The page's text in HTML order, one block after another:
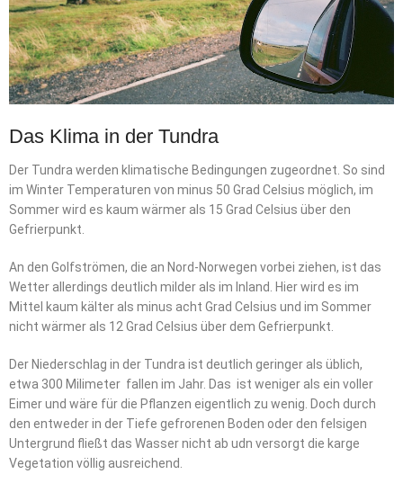
Das Klima in der Tundra
Der Tundra werden klimatische Bedingungen zugeordnet. So sind
im Winter Temperaturen von minus 50 Grad Celsius möglich, im
Sommer wird es kaum wärmer als 15 Grad Celsius über den
Gefrierpunkt.
An den Golfströmen, die an Nord-Norwegen vorbei ziehen, ist das
Wetter allerdings deutlich milder als im Inland. Hier wird es im
Mittel kaum kälter als minus acht Grad Celsius und im Sommer
nicht wärmer als 12 Grad Celsius über dem Gefrierpunkt.
Der Niederschlag in der Tundra ist deutlich geringer als üblich,
etwa 300 Milimeter fallen im Jahr. Das ist weniger als ein voller
Eimer und wäre für die Pflanzen eigentlich zu wenig. Doch durch
den entweder in der Tiefe gefrorenen Boden oder den felsigen
Untergrund fließt das Wasser nicht ab udn versorgt die karge
Vegetation völlig ausreichend.